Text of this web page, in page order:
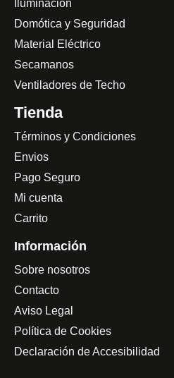
Iluminación
Domótica y Seguridad
Material Eléctrico
Secamanos
Ventiladores de Techo
Tienda
Términos y Condiciones
Envios
Pago Seguro
Mi cuenta
Carrito
Información
Sobre nosotros
Contacto
Aviso Legal
Política de Cookies
Declaración de Accesibilidad